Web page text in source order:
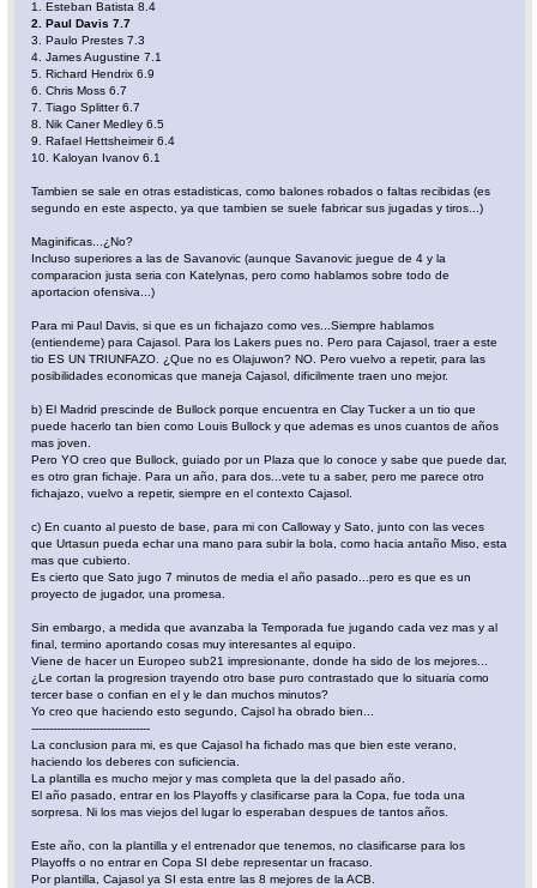
1. Esteban Batista 8.4
2. Paul Davis 7.7
3. Paulo Prestes 7.3
4. James Augustine 7.1
5. Richard Hendrix 6.9
6. Chris Moss 6.7
7. Tiago Splitter 6.7
8. Nik Caner Medley 6.5
9. Rafael Hettsheimeir 6.4
10. Kaloyan Ivanov 6.1
Tambien se sale en otras estadisticas, como balones robados o faltas recibidas (es
segundo en este aspecto, ya que tambien se suele fabricar sus jugadas y tiros...)
Maginificas...¿No?
Incluso superiores a las de Savanovic (aunque Savanovic juegue de 4 y la
comparacion justa seria con Katelynas, pero como hablamos sobre todo de
aportacion ofensiva...)
Para mi Paul Davis, si que es un fichajazo como ves...Siempre hablamos
(entiendeme) para Cajasol. Para los Lakers pues no. Pero para Cajasol, traer a este
tio ES UN TRIUNFAZO. ¿Que no es Olajuwon? NO. Pero vuelvo a repetir, para las
posibilidades economicas que maneja Cajasol, dificilmente traen uno mejor.
b) El Madrid prescinde de Bullock porque encuentra en Clay Tucker a un tio que
puede hacerlo tan bien como Louis Bullock y que ademas es unos cuantos de años
mas joven.
Pero YO creo que Bullock, guiado por un Plaza que lo conoce y sabe que puede dar,
es otro gran fichaje. Para un año, para dos...vete tu a saber, pero me parece otro
fichajazo, vuelvo a repetir, siempre en el contexto Cajasol.
c) En cuanto al puesto de base, para mi con Calloway y Sato, junto con las veces
que Urtasun pueda echar una mano para subir la bola, como hacia antaño Miso, esta
mas que cubierto.
Es cierto que Sato jugo 7 minutos de media el año pasado...pero es que es un
proyecto de jugador, una promesa.
Sin embargo, a medida que avanzaba la Temporada fue jugando cada vez mas y al
final, termino aportando cosas muy interesantes al equipo.
Viene de hacer un Europeo sub21 impresionante, donde ha sido de los mejores...
¿Le cortan la progresion trayendo otro base puro contrastado que lo situaria como
tercer base o confian en el y le dan muchos minutos?
Yo creo que haciendo esto segundo, Cajsol ha obrado bien...
---------------------------------
La conclusion para mi, es que Cajasol ha fichado mas que bien este verano,
haciendo los deberes con suficiencia.
La plantilla es mucho mejor y mas completa que la del pasado año.
El año pasado, entrar en los Playoffs y clasificarse para la Copa, fue toda una
sorpresa. Ni los mas viejos del lugar lo esperaban despues de tantos años.
Este año, con la plantilla y el entrenador que tenemos, no clasificarse para los
Playoffs o no entrar en Copa SI debe representar un fracaso.
Por plantilla, Cajasol ya SI esta entre las 8 mejores de la ACB.